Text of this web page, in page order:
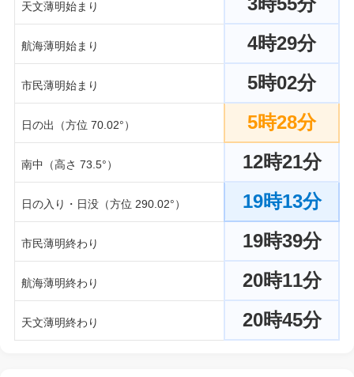
天文薄明始まり
航海薄明始まり 4時29分
市民薄明始まり 5時02分
日の出（方位 70.02°） 5時28分
南中（高さ 73.5°） 12時21分
日の入り・日没（方位 290.02°） 19時13分
市民薄明終わり 19時39分
航海薄明終わり 20時11分
天文薄明終わり 20時45分